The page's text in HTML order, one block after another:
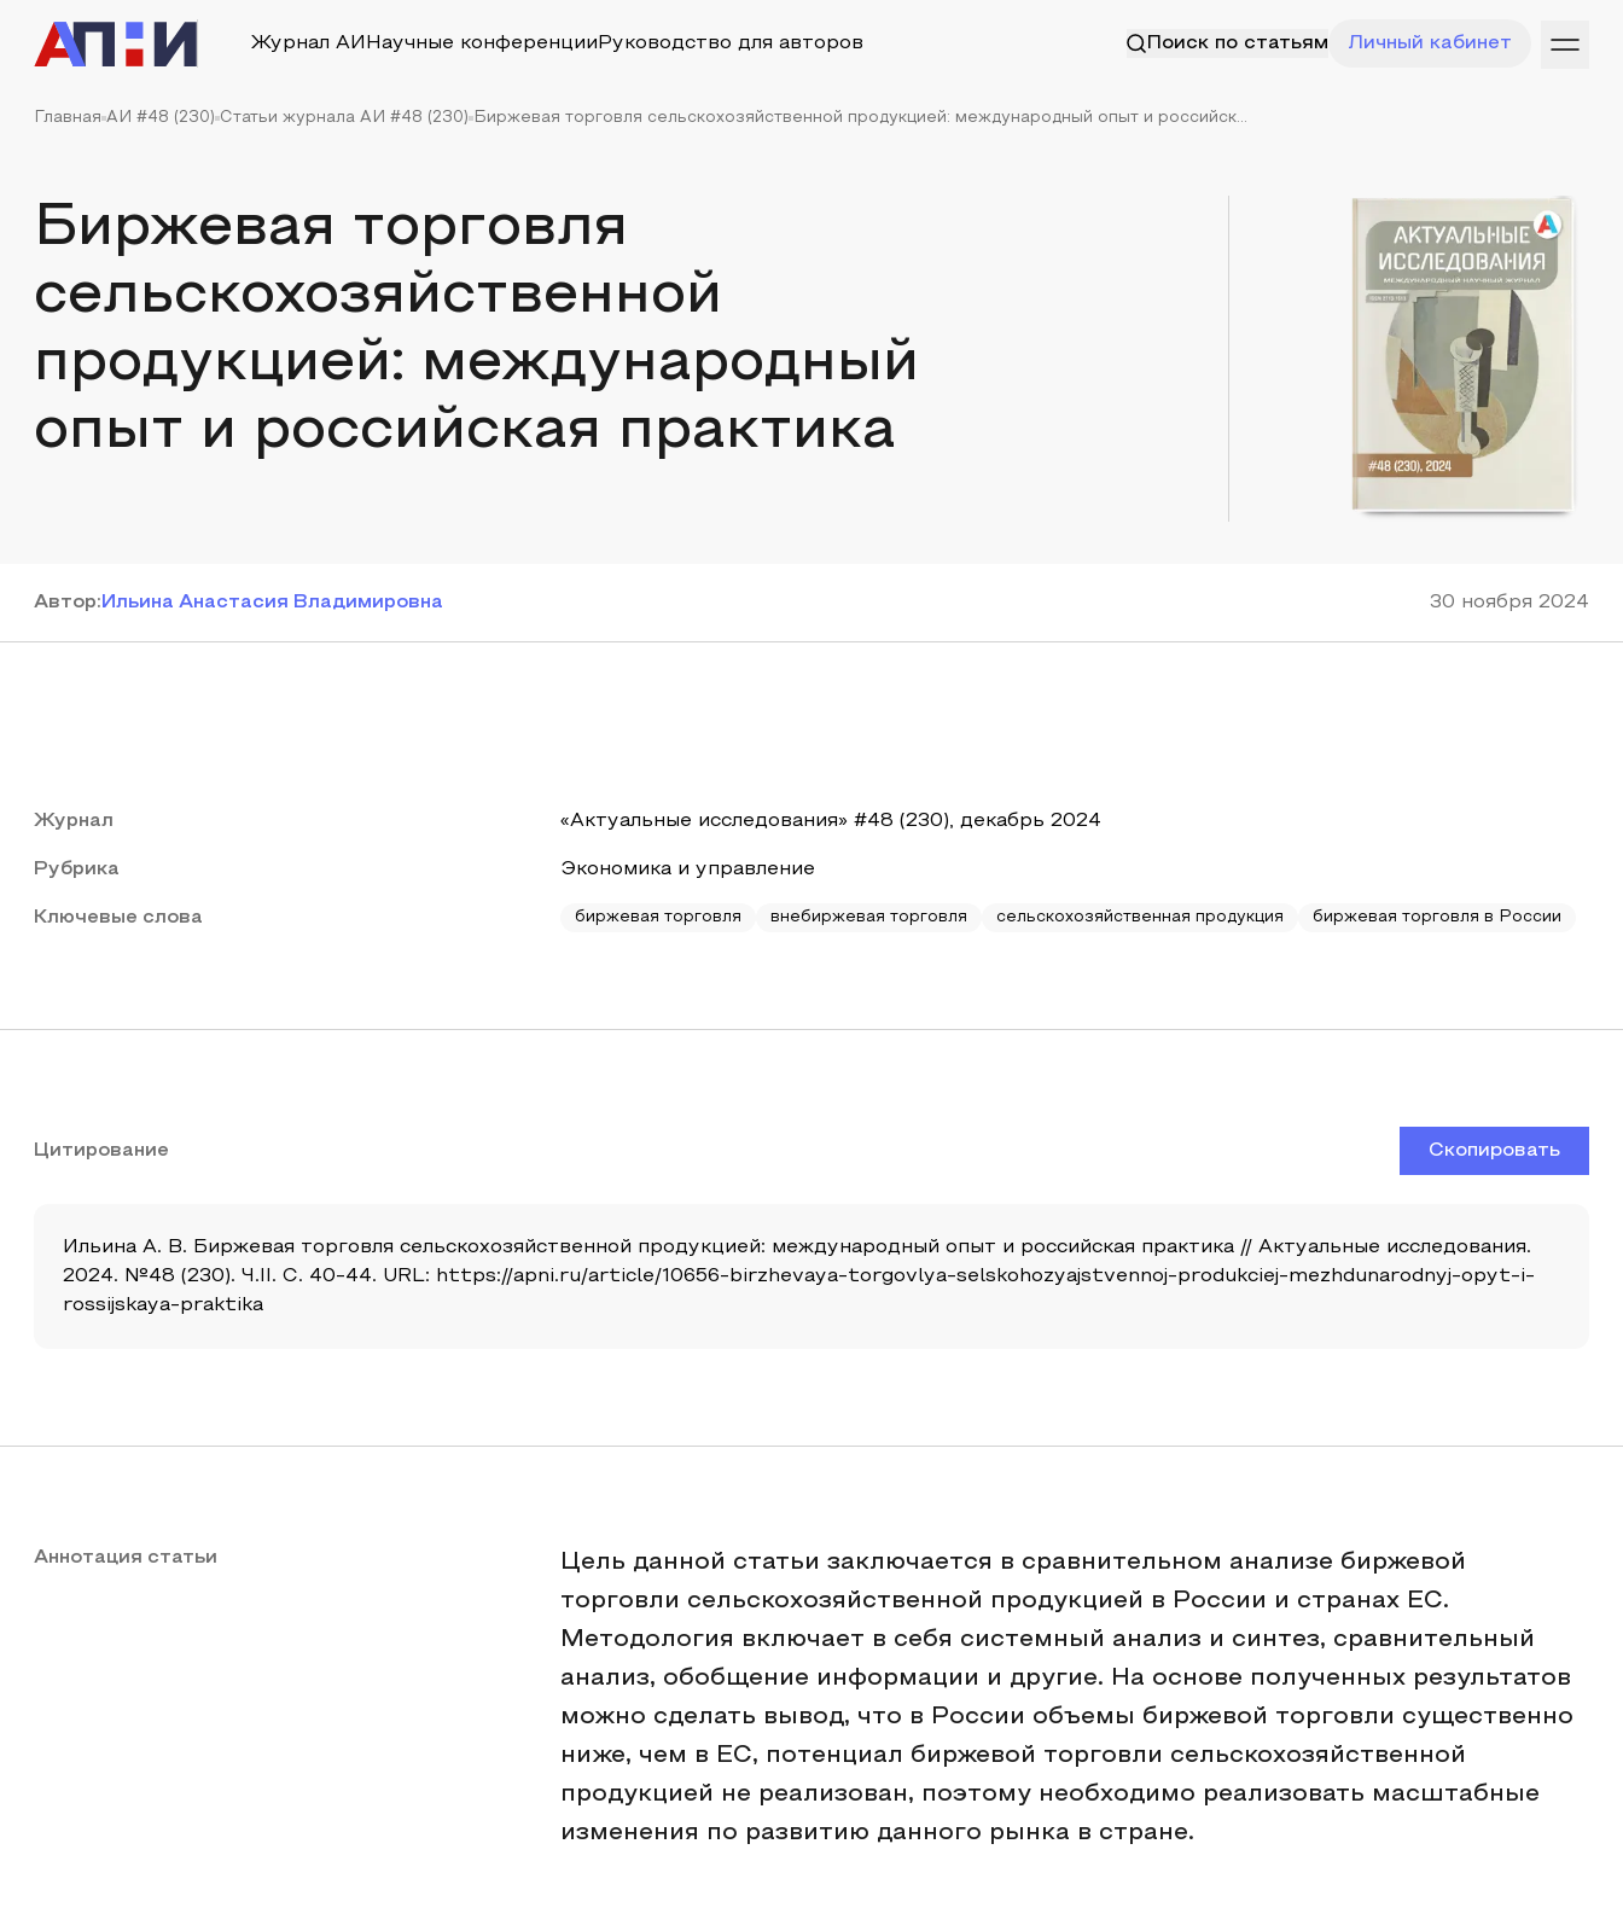
Журнал АИ Научные конференции Руководство для авторов Поиск по статьям Личный кабинет
Главная АИ #48 (230) Статьи журнала АИ #48 (230) Биржевая торговля сельскохозяйственной продукцией: международный опыт и российск...
Биржевая торговля
сельскохозяйственной
продукцией: международный
опыт и российская практика
Автор: Ильина Анастасия Владимировна 30 ноября 2024
Журнал «Актуальные исследования» #48 (230), декабрь 2024
Рубрика Экономика и управление
Ключевые слова биржевая торговля внебиржевая торговля сельскохозяйственная продукция биржевая торговля в России
Цитирование Скопировать
Ильина А. В. Биржевая торговля сельскохозяйственной продукцией: международный опыт и российская практика // Актуальные исследования.
2024. №48 (230). Ч.II. С. 40-44. URL: https://apni.ru/article/10656-birzhevaya-torgovlya-selskohozyajstvennoj-produkciej-mezhdunarodnyj-opyt-i-
rossijskaya-praktika
Аннотация статьи
Цель данной статьи заключается в сравнительном анализе биржевой
торговли сельскохозяйственной продукцией в России и странах ЕС.
Методология включает в себя системный анализ и синтез, сравнительный
анализ, обобщение информации и другие. На основе полученных результатов
можно сделать вывод, что в России объемы биржевой торговли существенно
ниже, чем в ЕС, потенциал биржевой торговли сельскохозяйственной
продукцией не реализован, поэтому необходимо реализовать масштабные
изменения по развитию данного рынка в стране.